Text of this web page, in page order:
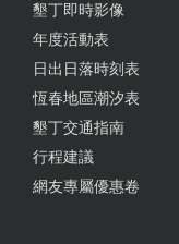
墾丁即時影像
年度活動表
日出日落時刻表
恆春地區潮汐表
墾丁交通指南
行程建議
網友專屬優惠卷